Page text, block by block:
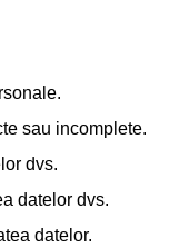
sau incomplete.
dvs.
datelor dvs.
datelor.